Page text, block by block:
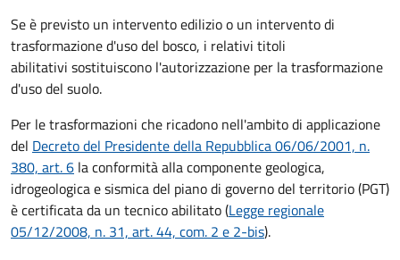
Se è previsto un intervento edilizio o un intervento di
trasformazione d'uso del bosco, i relativi titoli
abilitativi sostituiscono l'autorizzazione per la trasformazione
d'uso del suolo.
Per le trasformazioni che ricadono nell'ambito di applicazione
del Decreto del Presidente della Repubblica 06/06/2001, n.
380, art. 6 la conformità alla componente geologica,
idrogeologica e sismica del piano di governo del territorio (PGT)
è certificata da un tecnico abilitato(Legge regionale
05/12/2008, n. 31, art. 44, com. 2 e 2-bis).